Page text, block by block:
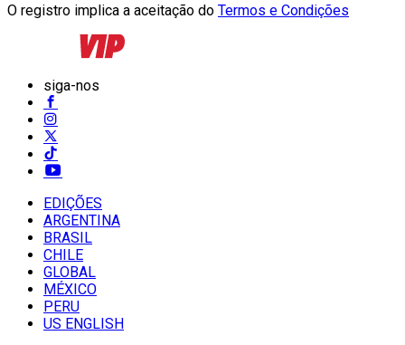
O registro implica a aceitação do Termos e Condições
siga-nos
EDIÇÕES
ARGENTINA
BRASIL
CHILE
GLOBAL
MÉXICO
PERU
US ENGLISH